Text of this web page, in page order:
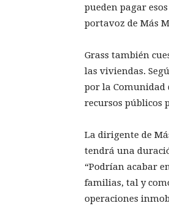
pueden pagar
portavoz de Más
Grass también
las viviendas.
por la Comunidad
recursos públicos
La dirigente de
tendrá una
“Podrían acabar
familias, tal y
operaciones